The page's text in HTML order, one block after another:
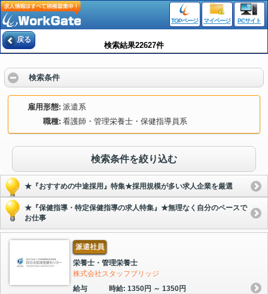
TOPページ マイページ PCサイト
戻る
検索結果22627件
検索条件
雇用形態 派遣系
職種 看護師・管理栄養士・保健指導員系
検索条件を絞り込む
★『おすすめの中途採用』特集★採用規模が多い求人企業を厳選
★『保健指導・特定保健指導の求人特集』★無理なく自分のペースで
お仕事
派遣社員
栄養士・管理栄養士
株式会社スタッフブリッジ
給与
時給: 1350円 ～ 1350円